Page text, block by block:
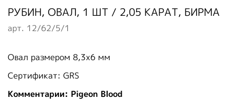
арт. 12/62/5/1
РУБИН, ОВАЛ, 1 ШТ / 2,05 КАРАТ, БИРМА
Овал размером 8,3х6 мм
Сертификат: GRS
Комментарии: Pigeon Blood